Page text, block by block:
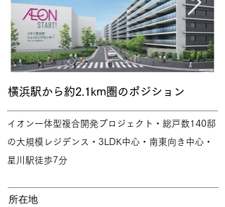
横浜駅から約2.1km圏のポジション
イオン一体型複合開発プロジェクト・総戸数140邸
の大規模レジデンス・3LDK中心・南東向き中心・
星川駅徒歩7分
所在地